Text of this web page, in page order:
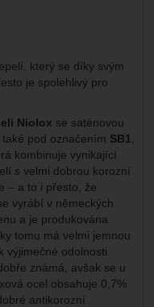
který se díky svým
je spolehlivý pro
Niolox se saténovou
také pod označením SB1
kombinuje vynikající
s velmi dobrou korozní
– a to i přesto, že
vyrábí v německých
a je produkována
tomu má velmi jemnou
výjimečné odolnosti
známá, avšak se u
ocel obsahuje 0,7%
antikorozní